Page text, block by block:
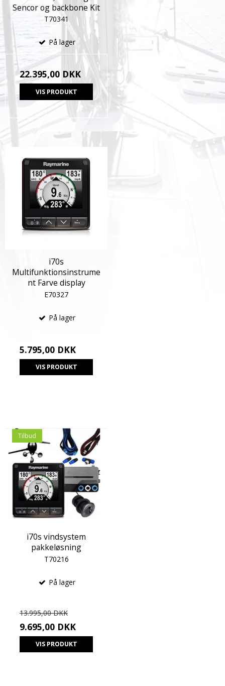
Sencor og backbone Kit
T70341
På lager
22.395,00 DKK
VIS PRODUKT
i70s
Multifunktionsinstrume
nt Farve display
E70327
På lager
5.795,00 DKK
VIS PRODUKT
Tilbud
i70s vindsystem
pakkeløsning
T70216
På lager
13.995,00 DKK
9.695,00 DKK
VIS PRODUKT